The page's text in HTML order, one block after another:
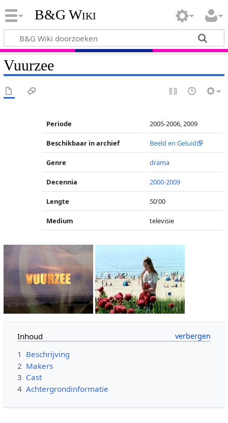
B&G Wiki
Vuurzee
Periode 2005-2006, 2009
Beschikbaar in archief Beeld en Geluid
Genre drama
Decennia 2000-2009
Lengte 50'00
Medium televisie
Inhoud
1 Beschrijving
2 Makers
3 Cast
4 Achtergrondinformatie